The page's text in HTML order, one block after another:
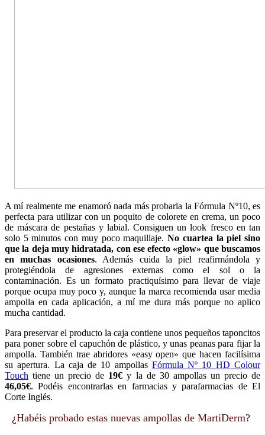
A mí realmente me enamoró nada más probarla la Fórmula Nº10, es
perfecta para utilizar con un poquito de colorete en crema, un poco
de máscara de pestañas y labial. Consiguen un look fresco en tan
solo 5 minutos con muy poco maquillaje.No cuartea la piel sino
que la deja muy hidratada, con ese efecto «glow» que buscamos
en muchas ocasiones. Además cuida la piel reafirmándola y
protegiéndola de agresiones externas como el sol o la
contaminación. Es un formato practiquísimo para llevar de viaje
porque ocupa muy poco y, aunque la marca recomienda usar media
ampolla en cada aplicación, a mí me dura más porque no aplico
mucha cantidad.
Para preservar el producto la caja contiene unos pequeños taponcitos
para poner sobre el capuchón de plástico, y unas peanas para fijar la
ampolla. También trae abridores «easy open» que hacen facilísima
su apertura. La caja de 10 ampollas Fórmula Nº 10 HD Colour
Touch tiene un precio de 19€y la de 30 ampollas un precio de
46,05€. Podéis encontrarlas en farmacias y parafarmacias de El
Corte Inglés.
¿Habéis probado estas nuevas ampollas de MartiDerm?